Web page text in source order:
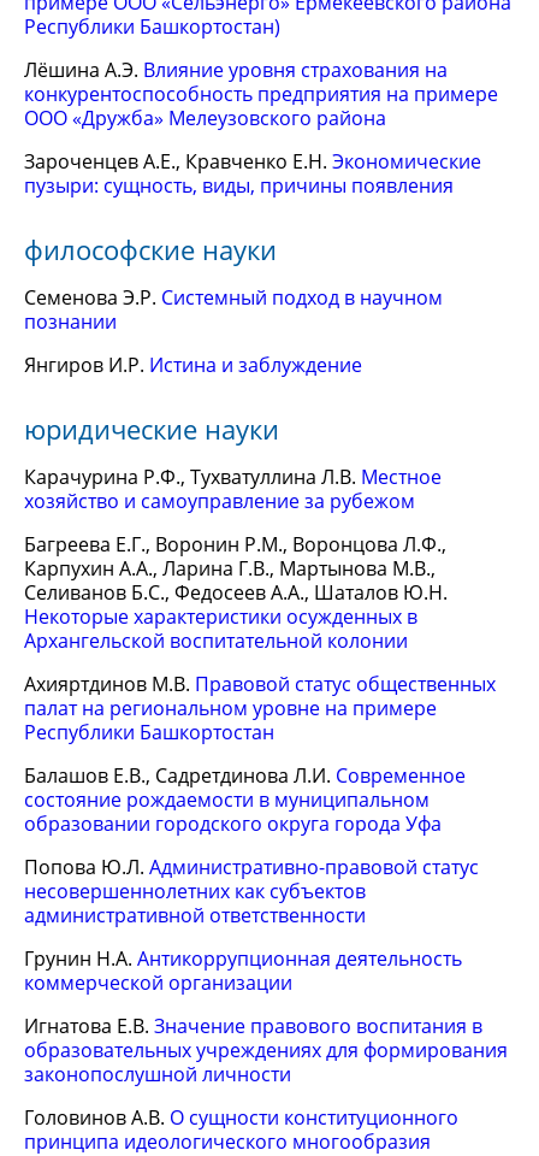
Республики Башкортостан)
Лёшина А.Э. Влияние уровня страхования на
конкурентоспособность предприятия на примере
ООО «Дружба» Мелеузовского района
Зароченцев А.Е., Кравченко Е.Н. Экономические
пузыри: сущность, виды, причины появления
философские науки
Семенова Э.Р. Системный подход в научном
познании
Янгиров И.Р. Истина и заблуждение
юридические науки
Карачурина Р.Ф., Тухватуллина Л.В. Местное
хозяйство и самоуправление за рубежом
Багреева Е.Г., Воронин Р.М., Воронцова Л.Ф.,
Карпухин А.А., Ларина Г.В., Мартынова М.В.,
Селиванов Б.С., Федосеев А.А., Шаталов Ю.Н.
Некоторые характеристики осужденных в
Архангельской воспитательной колонии
Ахияртдинов М.В. Правовой статус общественных
палат на региональном уровне на примере
Республики Башкортостан
Балашов Е.В., Садретдинова Л.И. Современное
состояние рождаемости в муниципальном
образовании городского округа города Уфа
Попова Ю.Л. Административно-правовой статус
несовершеннолетних как субъектов
административной ответственности
Грунин Н.А. Антикоррупционная деятельность
коммерческой организации
Игнатова Е.В. Значение правового воспитания в
образовательных учреждениях для формирования
законопослушной личности
Головинов А.В. О сущности конституционного
принципа идеологического многообразия